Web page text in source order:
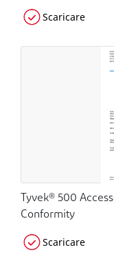
Scaricare
Tyvek® 500
Conformity
Scaricare